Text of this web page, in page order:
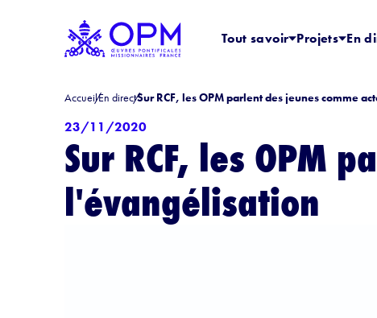
Tout savoir Projets En
AccueilEn directSur RCF, les OPM parlent des jeunes comme
23/11/2020
Sur RCF, les OPM
l'évangélisation